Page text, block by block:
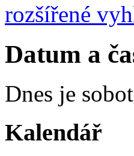
rozšířené
Datum a
Dnes je
Kalendář